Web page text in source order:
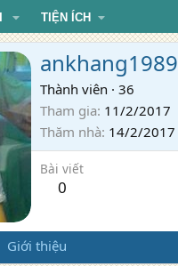
TIỆN ÍCH
ankhang1989
Thành viên · 36
Tham gia 11/2/2017
Thăm nhà 14/2/2017
Bài viết
0
Giới thiệu